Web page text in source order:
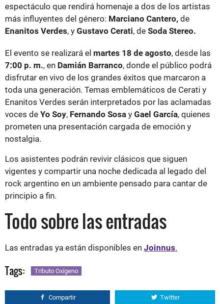
espectáculo que rendirá homenaje a dos de los artistas
más influyentes del género: Marciano Cantero, de
Enanitos Verdes, y Gustavo Cerati, de Soda Stereo.
El evento se realizará el martes 18 de agosto, desde las
7:00 p. m., en Damián Barranco, donde el público podrá
disfrutar en vivo de los grandes éxitos que marcaron a
toda una generación. Temas emblemáticos de Cerati y
Enanitos Verdes serán interpretados por las aclamadas
voces de Yo Soy, Fernando Sosa y Gael García, quienes
prometen una presentación cargada de emoción y
nostalgia.
Los asistentes podrán revivir clásicos que siguen
vigentes y compartir una noche dedicada al legado del
rock argentino en un ambiente pensado para cantar de
principio a fin.
Todo sobre las entradas
Las entradas ya están disponibles en Joinnus.
Tags: Tributo Oxígeno
Compartir Twitter